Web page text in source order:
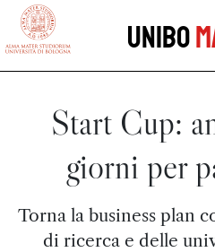
vai al contenuto della pagina
Unibo
Start Cup:
giorni per
Torna la business plan
di ricerca e delle